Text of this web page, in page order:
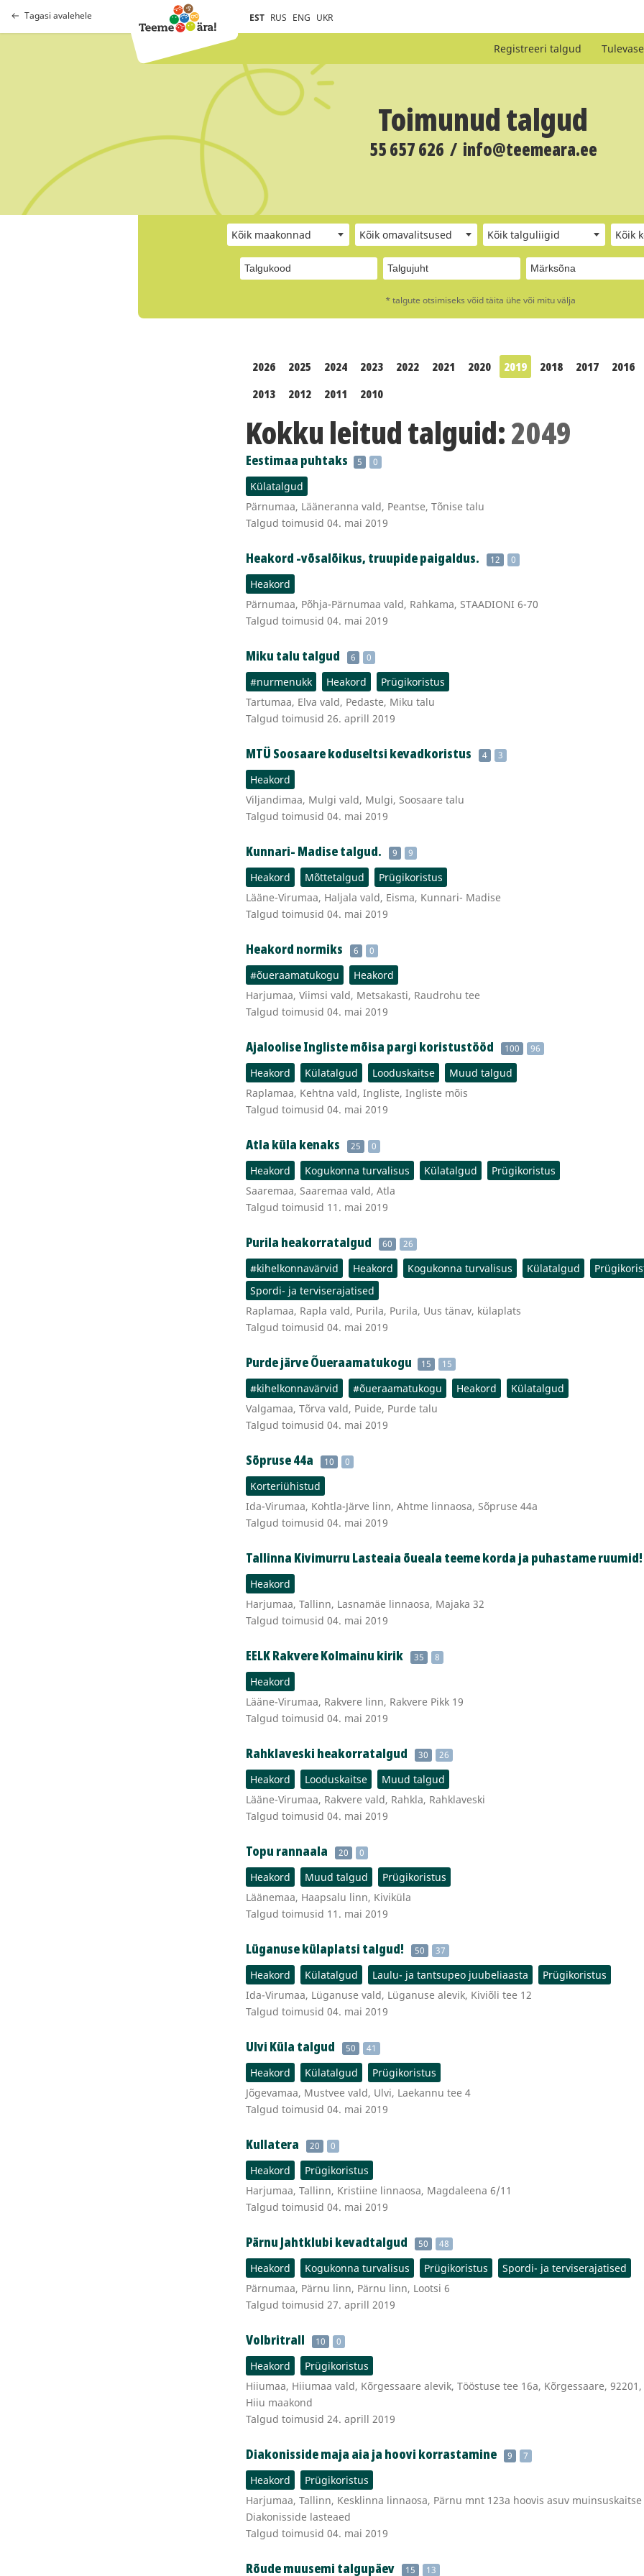
Tagasi avalehele EST RUS ENG UKR
Registreeri talgud
Toimunud talgud
55 657 626 / info@teemeara.ee
Kõik maakonnad Kõik omavalitsused Kõik talguliigid Kõik
* talgute otsimiseks võid täita ühe või mitu välja
2026 2025 2024 2023 2022 2021 2020 2019 2018 2017
2016
2013
2012 2011 2010
Kokku leitud talguid:2049
Eestimaa puhtaks 5 0
Külatalgud
Pärnumaa, Lääneranna vald, Peantse, Tõnise talu
Talgud toimusid 04. mai 2019
Heakord -võsalõikus, truupide paigaldus. 12 0
Heakord
Pärnumaa, Põhja-Pärnumaa vald, Rahkama, STAADIONI 6-70
Talgud toimusid 04. mai 2019
Miku talu talgud 6 0
#nurmenukk Heakord
Prügikoristus
Tartumaa, Elva vald, Pedaste, Miku talu
Talgud toimusid 26. aprill 2019
MTÜ Soosaare koduseltsi kevadkoristus 4 3
Heakord
Viljandimaa, Mulgi vald, Mulgi, Soosaare talu
Talgud toimusid 04. mai 2019
Kunnari- Madise talgud. 9 9
Heakord Mõttetalgud
Prügikoristus
Lääne-Virumaa, Haljala vald, Eisma, Kunnari- Madise
Talgud toimusid 04. mai 2019
Heakord normiks 6 0
#õueraamatukogu
Heakord
Harjumaa, Viimsi vald, Metsakasti, Raudrohu tee
Talgud toimusid 04. mai 2019
Ajaloolise Ingliste mõisa pargi koristustööd 100 96
Heakord Külatalgud Looduskaitse
Muud talgud
Raplamaa, Kehtna vald, Ingliste, Ingliste mõis
Talgud toimusid 04. mai 2019
Atla küla kenaks 25 0
Heakord Kogukonna turvalisus Külatalgud
Prügikoristus
Saaremaa, Saaremaa vald, Atla
Talgud toimusid 11. mai 2019
Purila heakorratalgud 60 26
#kihelkonnavärvid Heakord Kogukonna turvalisus Külatalgud
Spordi- ja terviserajatised
Raplamaa, Rapla vald, Purila, Purila, Uus tänav, külaplats
Talgud toimusid 04. mai 2019
Purde järve Õueraamatukogu 15 15
#kihelkonnavärvid #õueraamatukogu Heakord
Külatalgud
Valgamaa, Tõrva vald, Puide, Purde talu
Talgud toimusid 04. mai 2019
Sõpruse 44a 10 0
Korteriühistud
Ida-Virumaa, Kohtla-Järve linn, Ahtme linnaosa, Sõpruse 44a
Talgud toimusid 04. mai 2019
Tallinna Kivimurru Lasteaia õueala teeme korda ja puhastame ruumid!
Heakord
Harjumaa, Tallinn, Lasnamäe linnaosa, Majaka 32
Talgud toimusid 04. mai 2019
EELK Rakvere Kolmainu kirik 35 8
Heakord
Lääne-Virumaa, Rakvere linn, Rakvere Pikk 19
Talgud toimusid 04. mai 2019
Rahklaveski heakorratalgud 30 26
Heakord Looduskaitse
Muud talgud
Lääne-Virumaa, Rakvere vald, Rahkla, Rahklaveski
Talgud toimusid 04. mai 2019
Topu rannaala 20 0
Heakord Muud talgud
Prügikoristus
Läänemaa, Haapsalu linn, Kiviküla
Talgud toimusid 11. mai 2019
Lüganuse külaplatsi talgud! 50 37
Heakord Külatalgud Laulu- ja tantsupeo juubeliaasta
Prügikoristus
Ida-Virumaa, Lüganuse vald, Lüganuse alevik, Kiviõli tee 12
Talgud toimusid 04. mai 2019
Ulvi Küla talgud 50 41
Heakord Külatalgud
Prügikoristus
Jõgevamaa, Mustvee vald, Ulvi, Laekannu tee 4
Talgud toimusid 04. mai 2019
Kullatera 20 0
Heakord
Prügikoristus
Harjumaa, Tallinn, Kristiine linnaosa, Magdaleena 6/11
Talgud toimusid 04. mai 2019
Pärnu Jahtklubi kevadtalgud 50 48
Heakord Kogukonna turvalisus Prügikoristus
Spordi- ja terviserajatised
Pärnumaa, Pärnu linn, Pärnu linn, Lootsi 6
Talgud toimusid 27. aprill 2019
Volbritrall 10 0
Heakord
Prügikoristus
Hiiumaa, Hiiumaa vald, Kõrgessaare alevik, Tööstuse tee 16a, Kõrgessaare,
Hiiu maakond
Talgud toimusid 24. aprill 2019
Diakonisside maja aia ja hoovi korrastamine 9 7
Heakord
Prügikoristus
Harjumaa, Tallinn, Kesklinna linnaosa, Pärnu mnt 123a hoovis asuv
Diakonisside lasteaed
Talgud toimusid 04. mai 2019
Rõude muusemi talgupäev 15 13